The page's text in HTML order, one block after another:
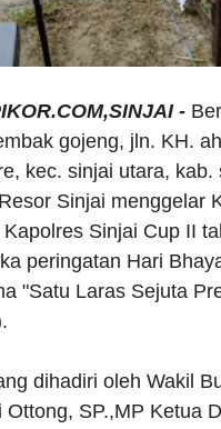
-
gojeng, jln. KH.
kec. sinjai utara, kab.
Sinjai menggelar
Sinjai Cup II
peringatan Hari
"Satu Laras Sejuta
dihadiri oleh Wakil
Ottong, SP.,MP Ketua